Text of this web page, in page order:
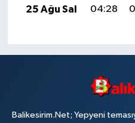
25 Ağu Sal
04:28
Balikesirim.Net; Yepyeni